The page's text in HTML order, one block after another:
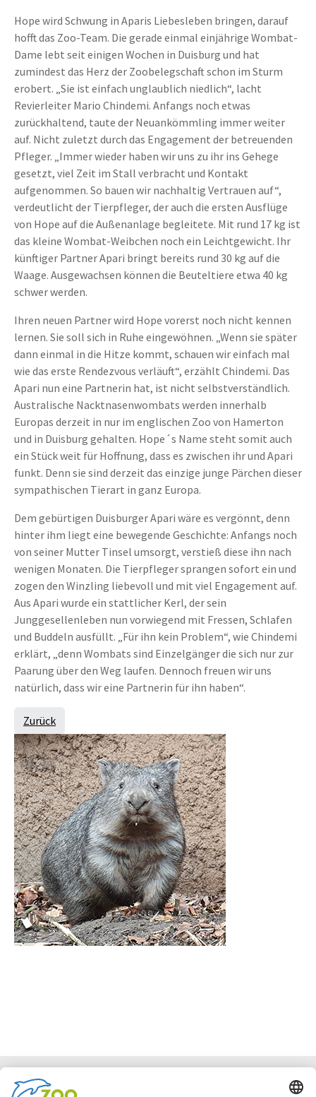
Hope wird Schwung in Aparis Liebesleben bringen, darauf
hofft das Zoo-Team. Die gerade einmal einjährige Wombat-
Dame lebt seit einigen Wochen in Duisburg und hat
zumindest das Herz der Zoobelegschaft schon im Sturm
erobert. „Sie ist einfach unglaublich niedlich“, lacht
Revierleiter Mario Chindemi. Anfangs noch etwas
zurückhaltend, taute der Neuankömmling immer weiter
auf. Nicht zuletzt durch das Engagement der betreuenden
Pfleger. „Immer wieder haben wir uns zu ihr ins Gehege
gesetzt, viel Zeit im Stall verbracht und Kontakt
aufgenommen. So bauen wir nachhaltig Vertrauen auf“,
verdeutlicht der Tierpfleger, der auch die ersten Ausflüge
von Hope auf die Außenanlage begleitete. Mit rund 17 kg ist
das kleine Wombat-Weibchen noch ein Leichtgewicht. Ihr
künftiger Partner Apari bringt bereits rund 30 kg auf die
Waage. Ausgewachsen können die Beuteltiere etwa 40 kg
schwer werden.
Ihren neuen Partner wird Hope vorerst noch nicht kennen
lernen. Sie soll sich in Ruhe eingewöhnen. „Wenn sie später
dann einmal in die Hitze kommt, schauen wir einfach mal
wie das erste Rendezvous verläuft“, erzählt Chindemi. Das
Apari nun eine Partnerin hat, ist nicht selbstverständlich.
Australische Nacktnasenwombats werden innerhalb
Europas derzeit in nur im englischen Zoo von Hamerton
und in Duisburg gehalten. Hope´s Name steht somit auch
ein Stück weit für Hoffnung, dass es zwischen ihr und Apari
funkt. Denn sie sind derzeit das einzige junge Pärchen dieser
sympathischen Tierart in ganz Europa.
Dem gebürtigen Duisburger Apari wäre es vergönnt, denn
hinter ihm liegt eine bewegende Geschichte: Anfangs noch
von seiner Mutter Tinsel umsorgt, verstieß diese ihn nach
wenigen Monaten. Die Tierpfleger sprangen sofort ein und
zogen den Winzling liebevoll und mit viel Engagement auf.
Aus Apari wurde ein stattlicher Kerl, der sein
Junggesellenleben nun vorwiegend mit Fressen, Schlafen
und Buddeln ausfüllt. „Für ihn kein Problem“, wie Chindemi
erklärt, „denn Wombats sind Einzelgänger die sich nur zur
Paarung über den Weg laufen. Dennoch freuen wir uns
natürlich, dass wir eine Partnerin für ihn haben“.
Zurück
FacebookInstagram